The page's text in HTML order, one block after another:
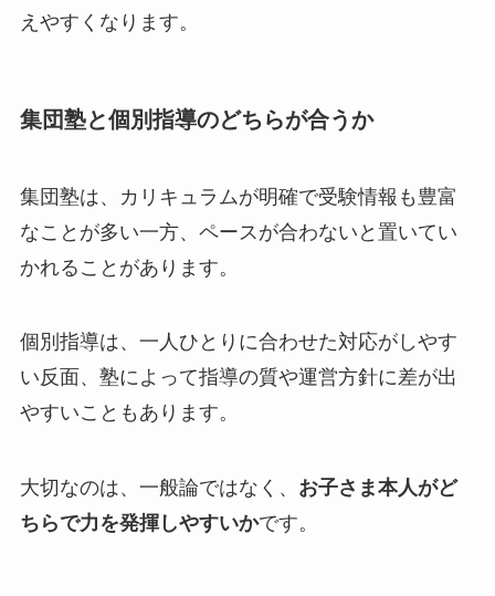
えやすくなります。
集団塾と個別指導のどちらが合うか
集団塾は、カリキュラムが明確で受験情報も豊富
なことが多い一方、ペースが合わないと置いてい
かれることがあります。
個別指導は、一人ひとりに合わせた対応がしやす
い反面、塾によって指導の質や運営方針に差が出
やすいこともあります。
大切なのは、一般論ではなく、 お子さま本人がど
ちらで力を発揮しやすいかです。